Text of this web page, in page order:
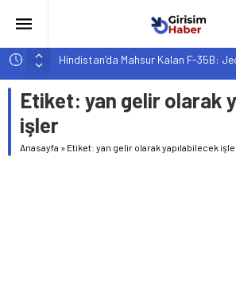
Hindistan’da Mahsur Kalan F-35B:
Yapay Zeka Destekli Asistanlar: Elon
Hamle mi?
Etiket: yan gelir olarak
işler
Anasayfa » Etiket: yan gelir olarak yapılabilecek